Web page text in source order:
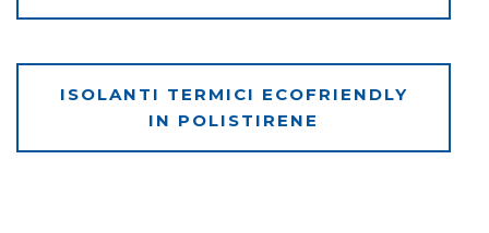
ISOLANTI TERMICI ECOFRIENDLY
IN POLISTIRENE